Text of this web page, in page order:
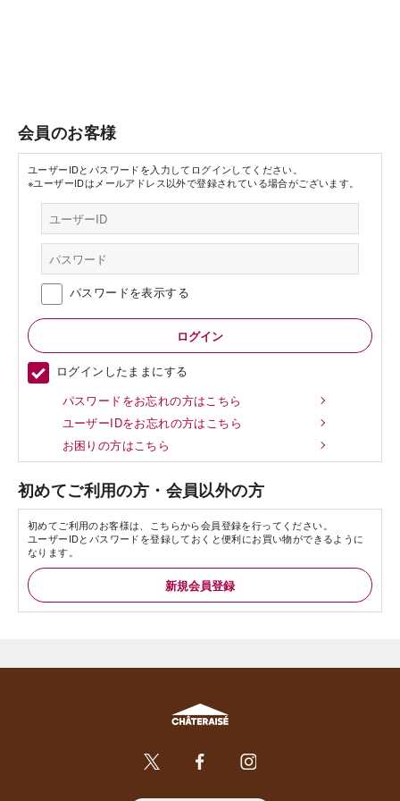
会員のお客様
ユーザーIDとパスワードを入力してログインしてください。
※ユーザーIDはメールアドレス以外で登録されている場合がございます。
パスワードを表示する
ログインしたままにする
パスワードをお忘れの方はこちら
ユーザーIDをお忘れの方はこちら
お困りの方はこちら
初めてご利用の方・会員以外の方
初めてご利用のお客様は、こちらから会員登録を行ってください。
ユーザーIDとパスワードを登録しておくと便利にお買い物ができるように
なります。